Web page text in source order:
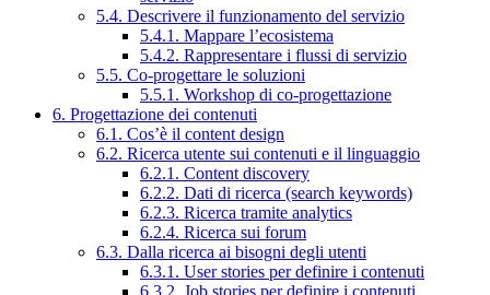
5.4. Descrivere il funzionamento del servizio
5.4.1. Mappare l’ecosistema
5.4.2. Rappresentare i flussi di servizio
5.5. Co-progettare le soluzioni
5.5.1. Workshop di co-progettazione
6. Progettazione dei contenuti
6.1. Cos’è il content design
6.2. Ricerca utente sui contenuti e il linguaggio
6.2.1. Content discovery
6.2.2. Dati di ricerca (search keywords)
6.2.3. Ricerca tramite analytics
6.2.4. Ricerca sui forum
6.3. Dalla ricerca ai bisogni degli utenti
6.3.1. User stories per definire i contenuti
6.3.2. Job stories per definire i contenuti